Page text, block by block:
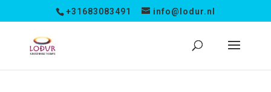
+31683083491 info@lodur.nl